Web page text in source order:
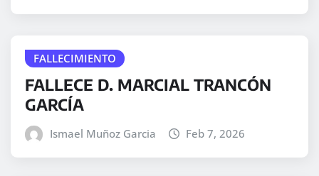
FALLECIMIENTO
FALLECE D. MARCIAL TRANCÓN
GARCÍA
Ismael Muñoz Garcia Feb 7, 2026